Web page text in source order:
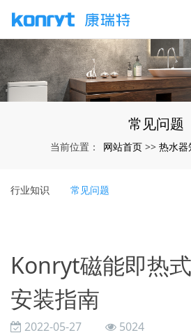
常见问题
当前位置： 网站首页 >> 热水器
行业知识 常见问题
Konryt磁能即热
安装指南
2022-05-27 5024